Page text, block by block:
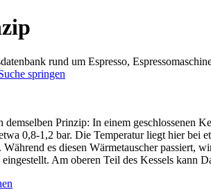
rund um Espresso,
springen
Prinzip: In einem geschlossenen
0,8-1,2 bar. Die Temperatur liegt hier bei
es diesen Wärmetauscher
Am oberen Teil des Kessels kann